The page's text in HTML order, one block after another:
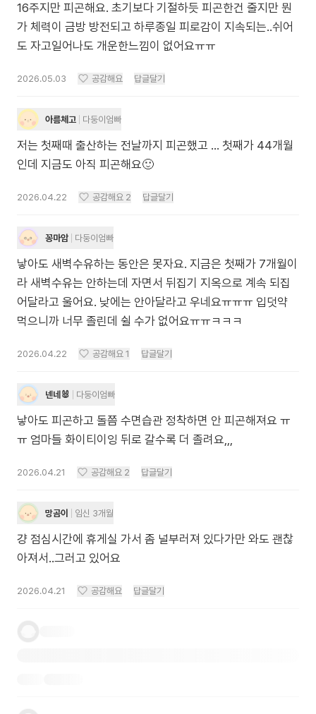
16주지만 피곤해요. 초기보다 기절하듯 피곤한건 줄지만 뭔
가 체력이 금방 방전되고 하루종일 피로감이 지속되는..쉬어
도 자고일어나도 개운한느낌이 없어요ㅠㅠ
2026.05.03 공감해요 답글달기
아름체고 다둥이엄빠
저는 첫째때 출산하는 전날까지 피곤했고 ... 첫째가 44개월
인데 지금도 아직 피곤해요🙂
2026.04.22 공감해요 2 답글달기
꽁마암 다둥이엄빠
낳아도 새벽수유하는 동안은 못자요. 지금은 첫째가 7개월이
라 새벽수유는 안하는데 자면서 뒤집기 지옥으로 계속 되집
어달라고 울어요. 낮에는 안아달라고 우네요ㅠㅠㅠ 입덧약
먹으니까 너무 졸린데 쉴 수가 없어요ㅠㅠㅋㅋㅋ
2026.04.22 공감해요 1 답글달기
넨네🐰 다둥이엄빠
낳아도 피곤하고 돌쯤 수면습관 정착하면 안 피곤해져요 ㅠ
ㅠ 엄마들 화이티이잉 뒤로 갈수록 더 졸려요,,,
2026.04.21 공감해요 2 답글달기
망곰이 임신 3개월
걍 점심시간에 휴게실 가서 좀 널부러져 있다가만 와도 괜찮
아져서..그러고 있어요
2026.04.21 공감해요 답글달기